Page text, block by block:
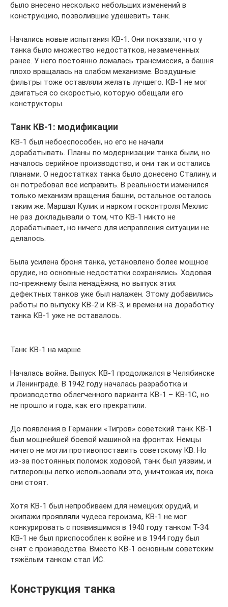
было внесено несколько небольших изменений в
конструкцию, позволившие удешевить танк.
Начались новые испытания КВ-1. Они показали, что у
танка было множество недостатков, незамеченных
ранее. У него постоянно ломалась трансмиссия, а башня
плохо вращалась на слабом механизме. Воздушные
фильтры тоже оставляли желать лучшего. КВ-1 не мог
двигаться со скоростью, которую обещали его
конструкторы.
Танк КВ-1: модификации
КВ-1 был небоеспособен, но его не начали
дорабатывать. Планы по модернизации танка были, но
началось серийное производство, и они так и остались
планами. О недостатках танка было донесено Сталину, и
он потребовал всё исправить. В реальности изменился
только механизм вращения башни, остальное осталось
таким же. Маршал Кулик и нарком госконтроля Мехлис
не раз докладывали о том, что КВ-1 никто не
дорабатывает, но ничего для исправления ситуации не
делалось.
Была усилена броня танка, установлено более мощное
орудие, но основные недостатки сохранялись. Ходовая
по-прежнему была ненадёжна, но выпуск этих
дефектных танков уже был налажен. Этому добавились
работы по выпуску КВ-2 и КВ-3, и времени на доработку
танка КВ-1 уже не оставалось.
Танк КВ-1 на марше
Началась война. Выпуск КВ-1 продолжался в Челябинске
и Ленинграде. В 1942 году началась разработка и
производство облегченного варианта КВ-1 – КВ-1С, но
не прошло и года, как его прекратили.
До появления в Германии «Тигров» советский танк КВ-1
был мощнейшей боевой машиной на фронтах. Немцы
ничего не могли противопоставить советскому КВ. Но
из-за постоянных поломок ходовой, танк был уязвим, и
гитлеровцы легко использовали это, уничтожая их, пока
они стоят.
Хотя КВ-1 был непробиваем для немецких орудий, и
экипажи проявляли чудеса героизма, КВ-1 не мог
конкурировать с появившимся в 1940 году танком Т-34.
КВ-1 не был приспособлен к войне и в 1944 году был
снят с производства. Вместо КВ-1 основным советским
тяжёлым танком стал ИС.
Конструкция танка